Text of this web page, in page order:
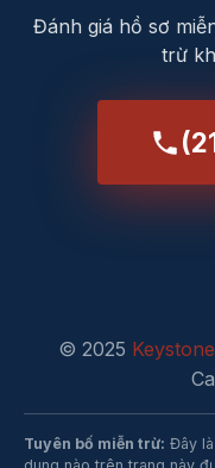
Đánh giá hồ sơ
trừ
© 2025
Tuyên bố miễn trừ: Đây